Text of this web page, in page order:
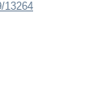
13264